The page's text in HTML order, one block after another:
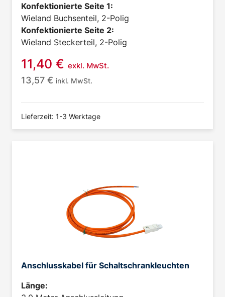
Konfektionierte Seite 1:
Wieland Buchsenteil, 2-Polig
Konfektionierte Seite 2:
Wieland Steckerteil, 2-Polig
11,40 € exkl. MwSt.
13,57 € inkl. MwSt.
Lieferzeit: 1-3 Werktage
Anschlusskabel für Schaltschrankleuchten
Länge: